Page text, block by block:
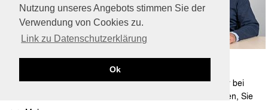
Nutzung unseres Angebots stimmen Sie der
Verwendung von Cookies zu.
Link zu Datenschutzerklärung
Ok
stæhr+partner auf der MIPIM 2023
7.2.2023 | Auch in diesem Jahr wird stæhr+partner wieder bei
der MIPIM in Cannes vertreten sein. Wir würden uns freuen, Sie